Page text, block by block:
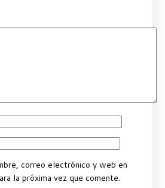
correo electrónico y web en
la próxima vez que comente.